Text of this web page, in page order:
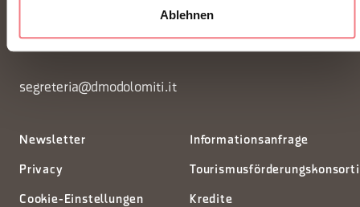
Ablehnen
Piazza Santo Stefano 15/17
32100 Belluno - Italia
segreteria@dmodolomiti.it
Newsletter
Privacy
Cookie-Einstellungen
Informationsanfrage
Kredite